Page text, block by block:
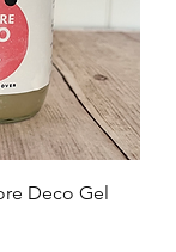
Deco Gel